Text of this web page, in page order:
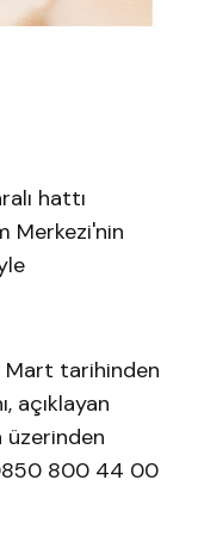
hattı
Merkezi'nin
tarihinden
açıklayan
800 44 00